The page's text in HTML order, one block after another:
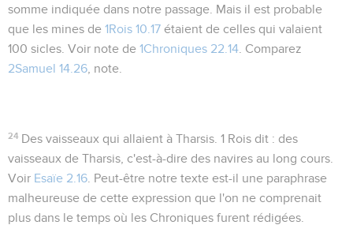
somme indiquée dans notre passage. Mais il est probable
que les mines de 1Rois 10.17 étaient de celles qui valaient
100 sicles. Voir note de 1Chroniques 22.14 . Comparez
2Samuel 14.26 , note.
24 Des vaisseaux qui allaient à Tharsis . 1 Rois dit : des
vaisseaux de Tharsis , c'est-à-dire des navires au long cours.
Voir Esaïe 2.16 . Peut-être notre texte est-il une paraphrase
malheureuse de cette expression que l'on ne comprenait
plus dans le temps où les Chroniques furent rédigées.